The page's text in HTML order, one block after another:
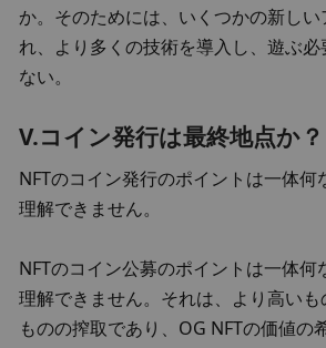
か。そのためには、いくつかの新しい
れ、より多くの技術を導入し、遊ぶ
ない。
V.コイン発行は最終地点か？
NFTのコイン発行のポイントは一体
理解できません。
NFTのコイン公募のポイントは一体
理解できません。それは、より高い
ものの搾取であり、OG NFTの価値の